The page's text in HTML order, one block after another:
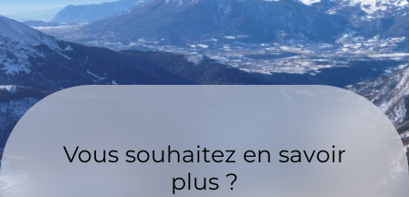
Vous souhaitez en savoir
plus ?